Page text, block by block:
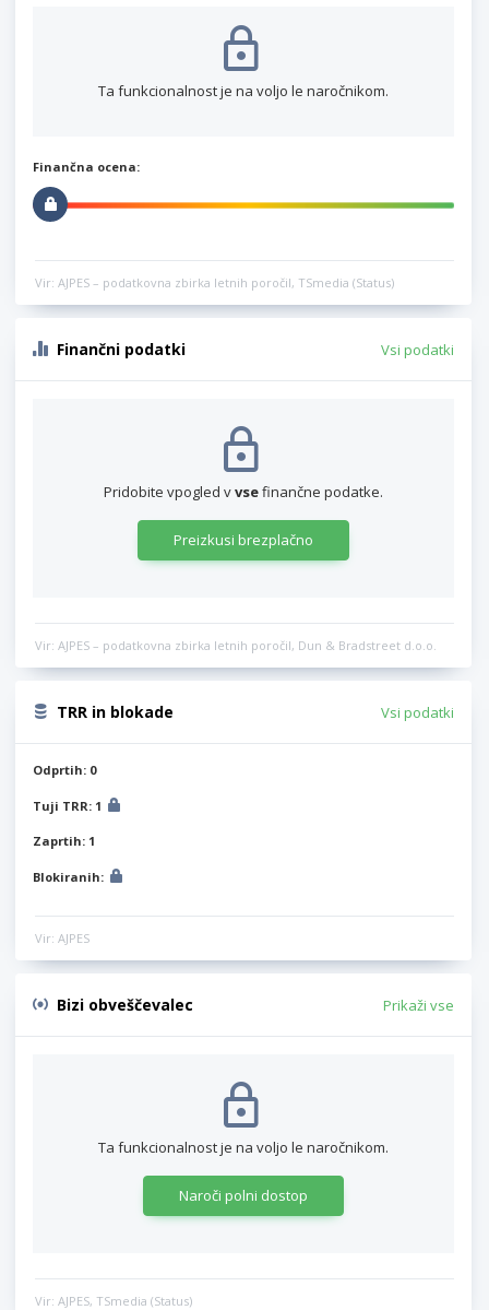
Ta funkcionalnost je na voljo le naročnikom.
Finančna ocena:
Vir: AJPES – podatkovna zbirka letnih poročil, TSmedia (Status)
Finančni podatki Vsi podatki
Pridobite vpogled vvsefinančne podatke.
Preizkusi brezplačno
Vir: AJPES – podatkovna zbirka letnih poročil, Dun & Bradstreet d.o.o.
TRR in blokade Vsi podatki
Odprtih: 0
Tuji TRR: 1
Zaprtih: 1
Blokiranih:
Vir: AJPES
Bizi obveščevalec Prikaži vse
Ta funkcionalnost je na voljo le naročnikom.
Naroči polni dostop
Vir: AJPES, TSmedia (Status)